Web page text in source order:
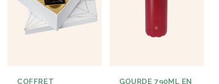
COFFRET GOURDE 790ML EN